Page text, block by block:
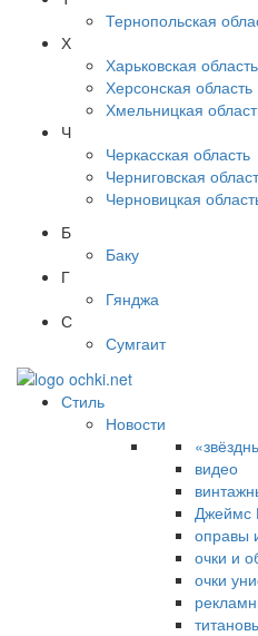
Тернопольская
Х
Харьковская область
Херсонская область
Хмельницкая
Ч
Черкасская область
Черниговская
Черновицкая
Б
Баку
Г
Гянджа
С
Сумгаит
Стиль
Новости
видео
Джеймс
оправы
очки и
очки